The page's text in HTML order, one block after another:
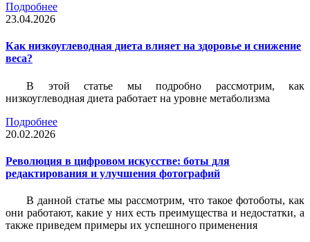
Подробнее
23.04.2026
Как низкоуглеводная диета влияет на здоровье и снижение
веса?
В этой статье мы подробно рассмотрим, как
низкоуглеводная диета работает на уровне метаболизма
Подробнее
20.02.2026
Революция в цифровом искусстве: боты для
редактирования и улучшения фотографий
В данной статье мы рассмотрим, что такое фотоботы, как
они работают, какие у них есть преимущества и недостатки, а
также приведем примеры их успешного применения